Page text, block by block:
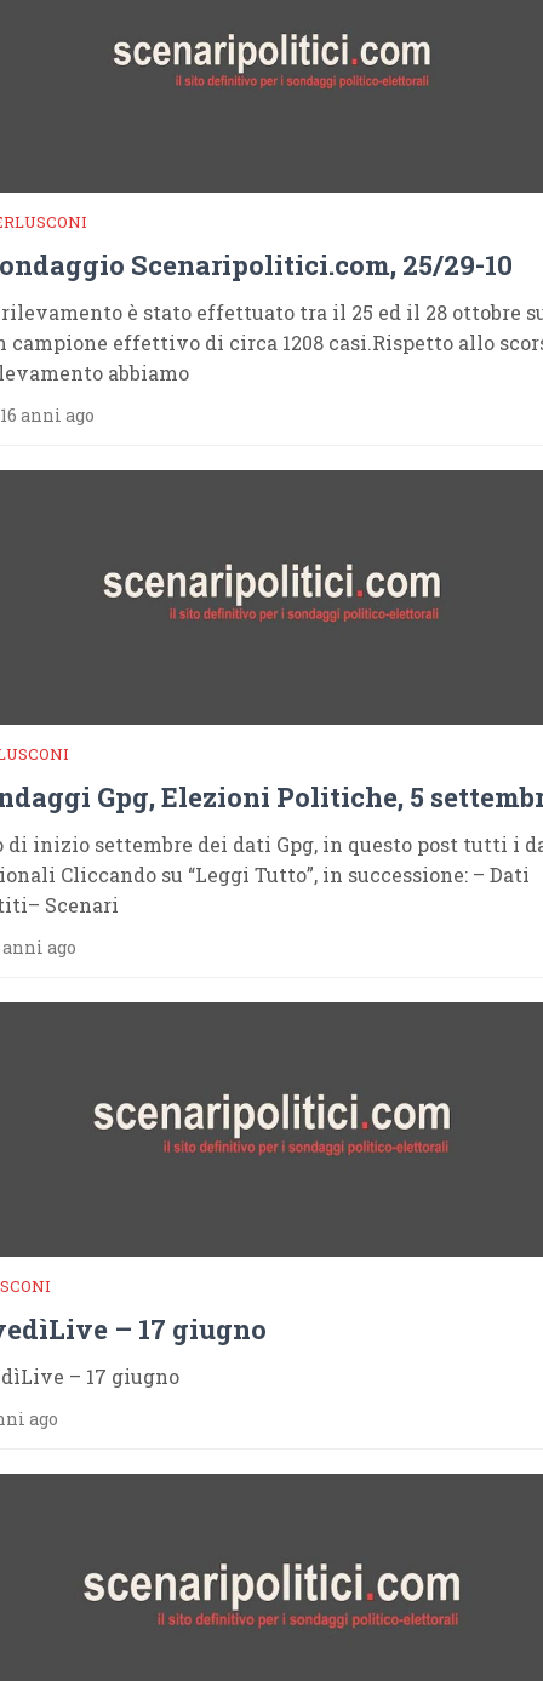
Scenaripolitici.com, 25/29-10
è stato effettuato tra il 25 ed il 28 ottobre
campione effettivo di circa 1208 casi.Rispetto allo
abbiamo
anni ago
Gpg, Elezioni Politiche, 5
di inizio settembre dei dati Gpg, in questo post tutti i
Cliccando su “Leggi Tutto”, in successione: – Dati
Scenari
ago
– 17 giugno
– 17 giugno
ago